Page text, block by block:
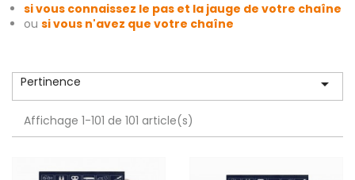
si vous connaissez le pas et la jauge de votre chaîne
ou si vous n'avez que votre chaîne
Pertinence 
Affichage 1-101 de 101 article(s)